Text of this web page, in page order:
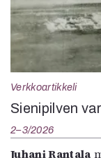
Verkkoartikkeli
Sienipilven
2–3/2026
Juhani Rantala